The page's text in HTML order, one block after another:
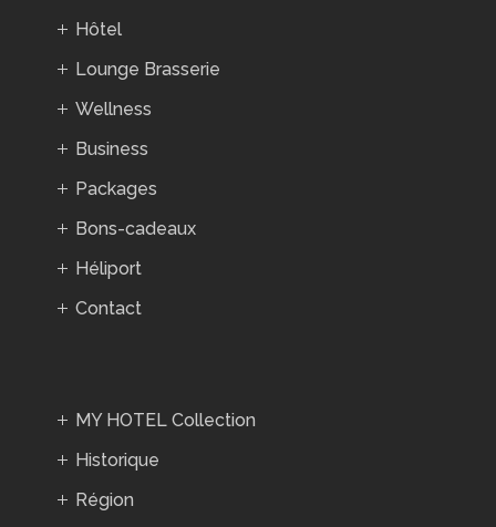
Hôtel
Lounge Brasserie
Wellness
Business
Packages
Bons-cadeaux
Héliport
Contact
MY HOTEL Collection
Historique
Région